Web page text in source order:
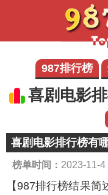
987排行榜
喜剧电影
喜剧电影排行榜有
榜单时间： 2023-11-4
【987排行榜结果简